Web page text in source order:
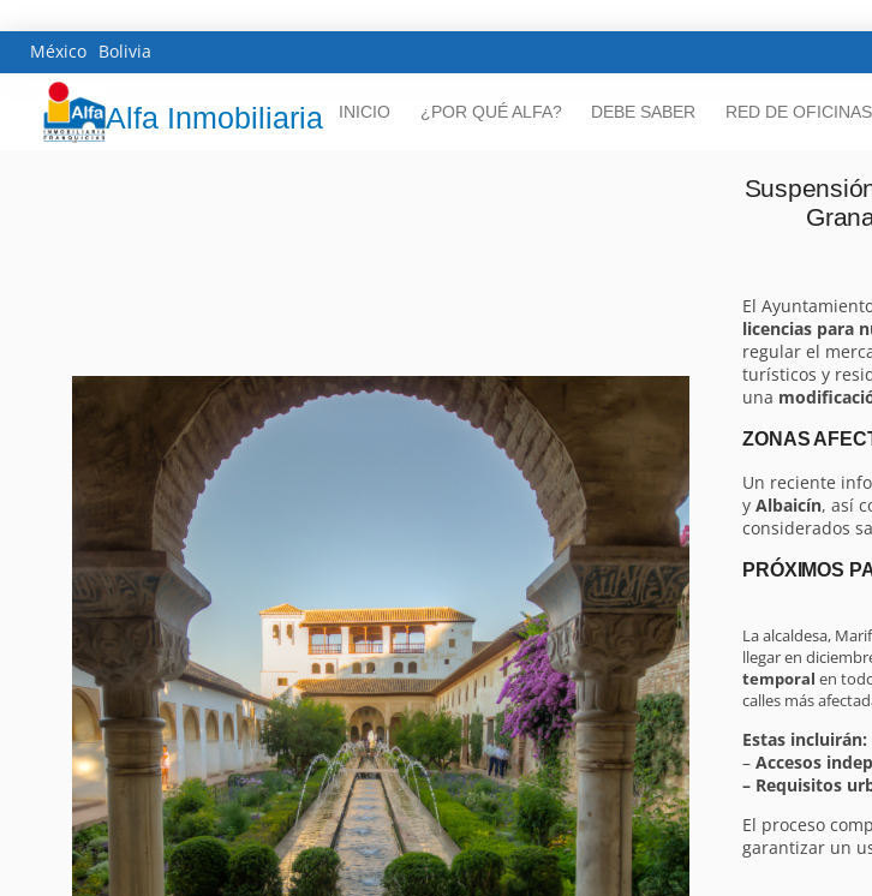
México Bolivia
Alfa Inmobiliaria INICIO ¿POR QUÉ ALFA? DEBE SABER RED DE OFICINAS
El
licencias para
regular el
turísticos y
una
ZONAS
Un reciente
yAlbaicín, así
considerados
PRÓXIMOS
La alcaldesa,
llegar en
temporal en
calles más
Estas incluirán:
–Accesos
– Requisitos
El proceso
garantizar un